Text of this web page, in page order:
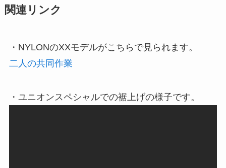
関連リンク
・NYLONのXXモデルがこちらで見られます。
二人の共同作業
・ユニオンスペシャルでの裾上げの様子です。